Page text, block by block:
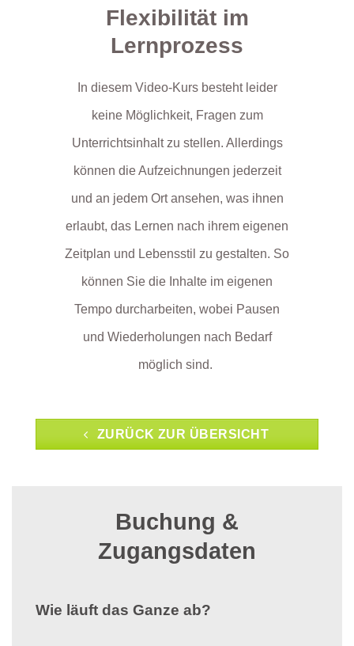
Flexibilität im
Lernprozess
In diesem Video-Kurs besteht leider
keine Möglichkeit, Fragen zum
Unterrichtsinhalt zu stellen. Allerdings
können die Aufzeichnungen jederzeit
und an jedem Ort ansehen, was ihnen
erlaubt, das Lernen nach ihrem eigenen
Zeitplan und Lebensstil zu gestalten. So
können Sie die Inhalte im eigenen
Tempo durcharbeiten, wobei Pausen
und Wiederholungen nach Bedarf
möglich sind.
ZURÜCK ZUR ÜBERSICHT
Buchung &
Zugangsdaten
Wie läuft das Ganze ab?